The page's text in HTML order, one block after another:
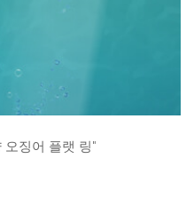
오징어 플랫 링"